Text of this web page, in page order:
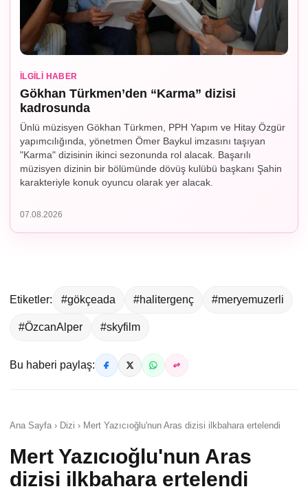
İLGILI HABER
Gökhan Türkmen’den “Karma” dizisi
kadrosunda
Ünlü müzisyen Gökhan Türkmen, PPH Yapım ve Hitay Özgür
yapımcılığında, yönetmen Ömer Baykul imzasını taşıyan
"Karma" dizisinin ikinci sezonunda rol alacak. Başarılı
müzisyen dizinin bir bölümünde dövüş kulübü başkanı Şahin
karakteriyle konuk oyuncu olarak yer alacak.
07.08.2026
Etiketler: #gökçeada #halitergenç #meryemuzerli
#ÖzcanAlper #skyfilm
Bu haberi paylaş:
Ana Sayfa › Dizi › Mert Yazıcıoğlu'nun Aras dizisi ilkbahara ertelendi
Mert Yazıcıoğlu'nun Aras
dizisi ilkbahara ertelendi